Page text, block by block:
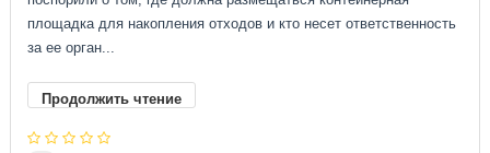
площадка для накопления отходов и кто несет ответственность
за ее орган...
Продолжить чтение